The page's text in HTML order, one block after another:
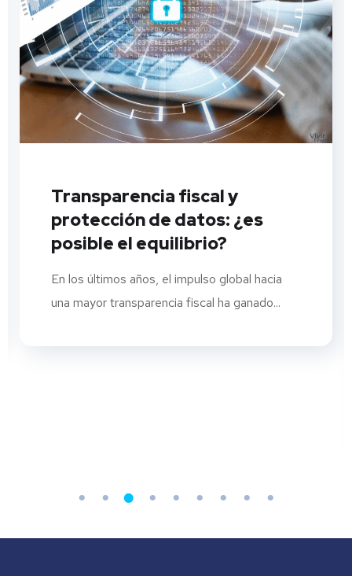
Transparencia fiscal y
protección de datos: ¿es
posible el equilibrio?
En los últimos años, el impulso global hacia
una mayor transparencia fiscal ha ganado...